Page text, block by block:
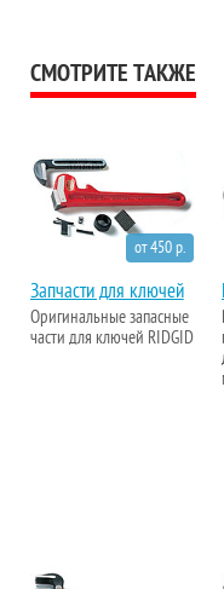
СМОТРИТЕ ТАКЖЕ
Запчасти для ключей
от 450 р.
Оригинальные запасные
части для ключей RIDGID